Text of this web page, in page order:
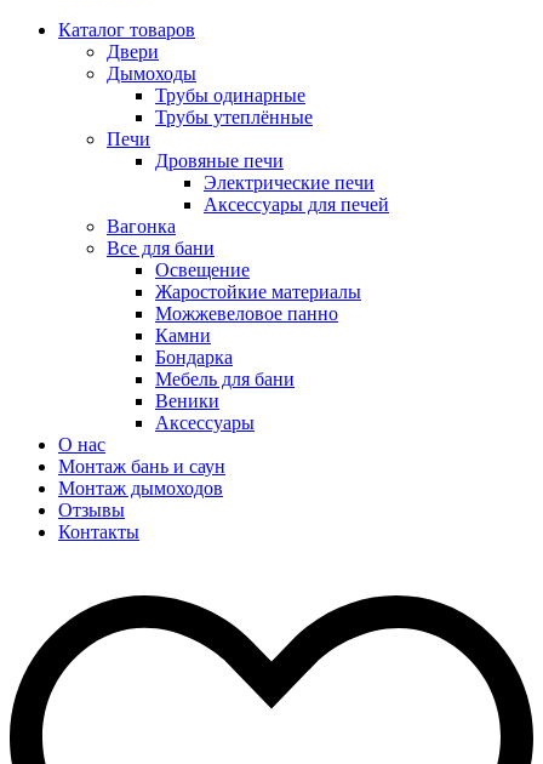
Каталог товаров
Двери
Дымоходы
Трубы одинарные
Трубы утеплённые
Печи
Дровяные печи
Электрические печи
Аксессуары для печей
Вагонка
Все для бани
Освещение
Жаростойкие материалы
Можжевеловое панно
Камни
Бондарка
Мебель для бани
Веники
Аксессуары
О нас
Монтаж бань и саун
Монтаж дымоходов
Отзывы
Контакты